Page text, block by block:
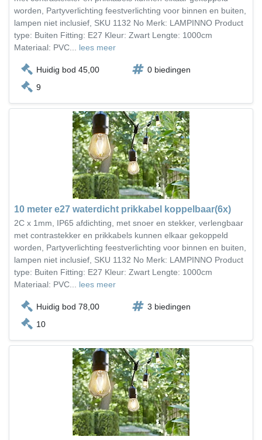
worden, Partyverlichting feestverlichting voor binnen en buiten,
lampen niet inclusief, SKU 1132 No Merk: LAMPINNO Product
type: Buiten Fitting: E27 Kleur: Zwart Lengte: 1000cm
Materiaal: PVC... lees meer
Huidig bod 45,00
0 biedingen
9
10 meter e27 waterdicht prikkabel koppelbaar(6x)
2C x 1mm, IP65 afdichting, met snoer en stekker, verlengbaar
met contrastekker en prikkabels kunnen elkaar gekoppeld
worden, Partyverlichting feestverlichting voor binnen en buiten,
lampen niet inclusief, SKU 1132 No Merk: LAMPINNO Product
type: Buiten Fitting: E27 Kleur: Zwart Lengte: 1000cm
Materiaal: PVC... lees meer
Huidig bod 78,00
3 biedingen
10